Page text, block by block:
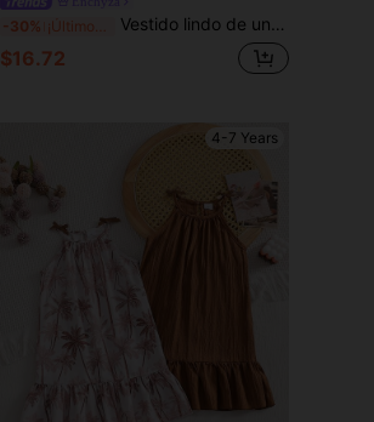
-30% Vestido lindo de unicolor con decoración de lazo en los hombros y malla sin mangas para niña joven
$16.72
4-7 Years